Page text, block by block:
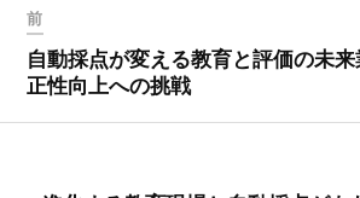
前
自動採点が変える教育と評価の未
正性向上への挑戦